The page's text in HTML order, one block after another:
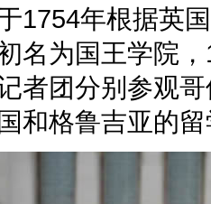
1754年根据英
名为国王学院
者团分别参观
和格鲁吉亚的